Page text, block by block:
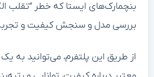
بنچمارک‌های ایستا که خطر “تقلب
بررسی مدل و سنجش کیفیت و تجربه
از طریق این پلتفرم، می‌توانید به